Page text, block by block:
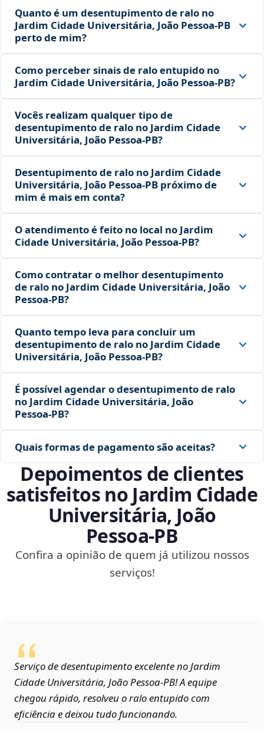
Quanto é um desentupimento de ralo no
Jardim Cidade Universitária, João Pessoa‑PB
perto de mim?
Como perceber sinais de ralo entupido no
Jardim Cidade Universitária, João Pessoa‑PB?
Vocês realizam qualquer tipo de
desentupimento de ralo no Jardim Cidade
Universitária, João Pessoa‑PB?
Desentupimento de ralo no Jardim Cidade
Universitária, João Pessoa‑PB próximo de
mim é mais em conta?
O atendimento é feito no local no Jardim
Cidade Universitária, João Pessoa‑PB?
Como contratar o melhor desentupimento
de ralo no Jardim Cidade Universitária, João
Pessoa‑PB?
Quanto tempo leva para concluir um
desentupimento de ralo no Jardim Cidade
Universitária, João Pessoa‑PB?
É possível agendar o desentupimento de ralo
no Jardim Cidade Universitária, João
Pessoa‑PB?
Quais formas de pagamento são aceitas?
Depoimentos de clientes
satisfeitos no Jardim Cidade
Universitária, João
Pessoa‑PB
Confira a opinião de quem já utilizou nossos
serviços!
Serviço de desentupimento excelente no Jardim
Cidade Universitária, João Pessoa‑PB! A equipe
chegou rápido, resolveu o ralo entupido com
eficiência e deixou tudo funcionando.